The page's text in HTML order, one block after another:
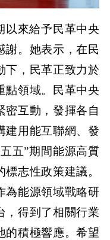
以來給予民革中央
謝。她表示，在民
下，民革正致力於
點領域。民革中央
密互動，發揮各自
建用能互聯網、發
五”期間能源高質
志性政策建議。
為能源領域戰略研
，得到了相關行業
的積極響應。希望